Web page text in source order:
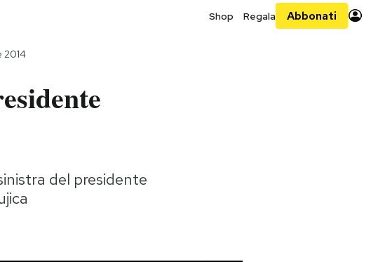
Shop Regala Abbonati
2014
del presidente